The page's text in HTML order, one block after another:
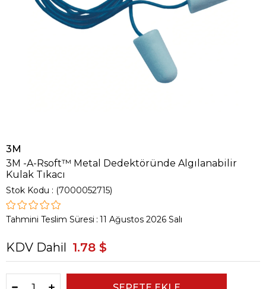
3M
3M -A-Rsoft™ Metal Dedektöründe Algılanabilir
Kulak Tıkacı
Stok Kodu (7000052715)
Tahmini Teslim Süresi : 11 Ağustos 2026 Salı
KDV Dahil 1.78 $